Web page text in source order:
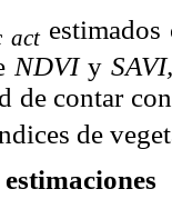
actestimados
NDVIy
de contar
de